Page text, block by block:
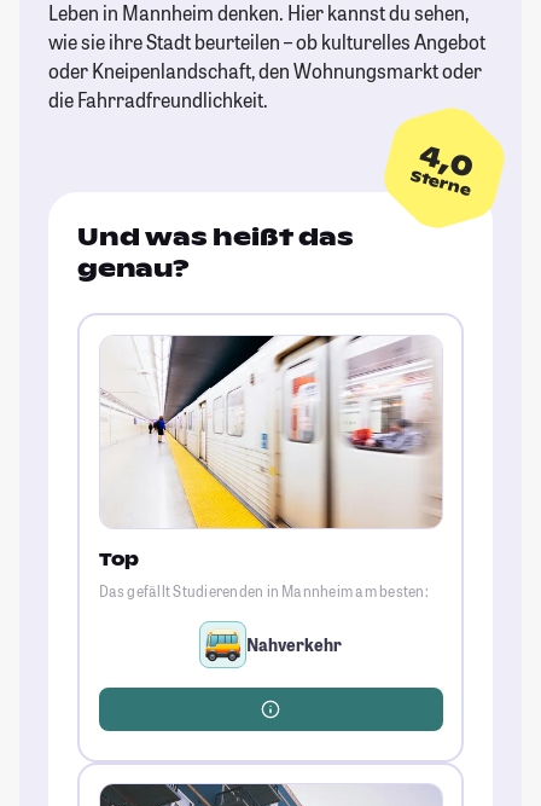
Leben in Mannheim denken. Hier kannst du sehen,
wie sie ihre Stadt beurteilen – ob kulturelles Angebot
oder Kneipenlandschaft, den Wohnungsmarkt oder
die Fahrradfreundlichkeit.
4,0
Sterne
Und was heißt das
genau?
Top
Das gefällt Studierenden in Mannheim am besten:
Nahverkehr